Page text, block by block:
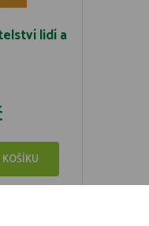
lidí a